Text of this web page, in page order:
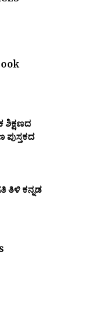
ಶಿಕ್ಷಣದ
ಪುಸ್ತಕದ
ತಿಳಿ ಕನ್ನಡ